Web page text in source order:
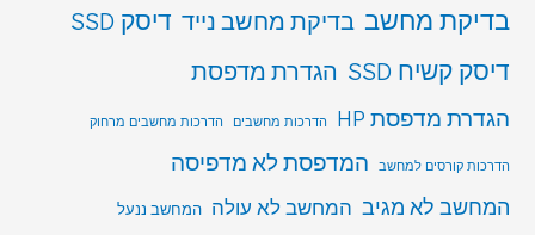
בדיקת מחשב בדיקת מחשב נייד דיסק SSD
דיסק קשיח SSD
הגדרת מדפסת
הגדרת מדפסת HP הדרכות מחשבים הדרכות מחשבים מרחוק
הדרכות קורסים למחשב המדפסת לא מדפיסה
המחשב לא מגיב המחשב לא עולה המחשב ננעל